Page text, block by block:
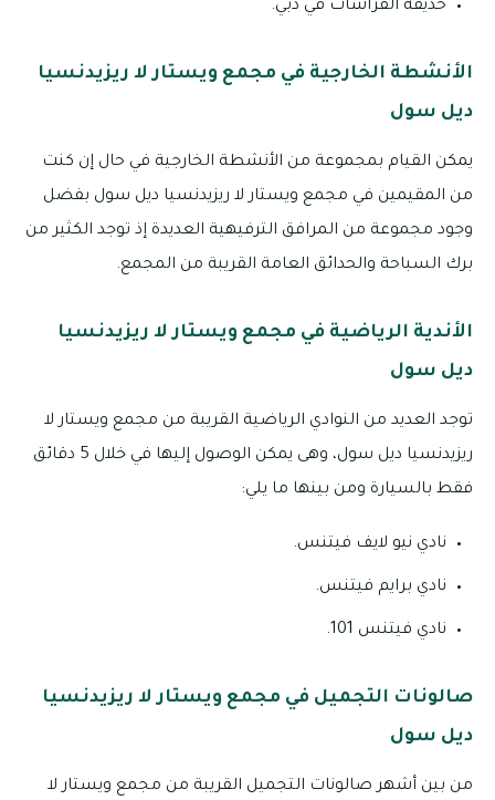
حديقة الفراشات في دبي.
الأنشطة الخارجية في مجمع ويستار لا ريزيدنسيا
ديل سول
يمكن القيام بمجموعة من الأنشطة الخارجية في حال إن كنت
من المقيمين في مجمع ويستار لا ريزيدنسيا ديل سول بفضل
وجود مجموعة من المرافق الترفيهية العديدة إذ توجد الكثير من
برك السباحة والحدائق العامة القريبة من المجمع.
الأندية الرياضية في مجمع ويستار لا ريزيدنسيا
ديل سول
توجد العديد من النوادي الرياضية القريبة من مجمع ويستار لا
ريزيدنسيا ديل سول، وهى يمكن الوصول إليها في خلال 5 دقائق
فقط بالسيارة ومن بينها ما يلي:
نادي نيو لايف فيتنس.
نادي برايم فيتنس.
نادي فيتنس 101.
صالونات التجميل في مجمع ويستار لا ريزيدنسيا
ديل سول
من بين أشهر صالونات التجميل القريبة من مجمع ويستار لا